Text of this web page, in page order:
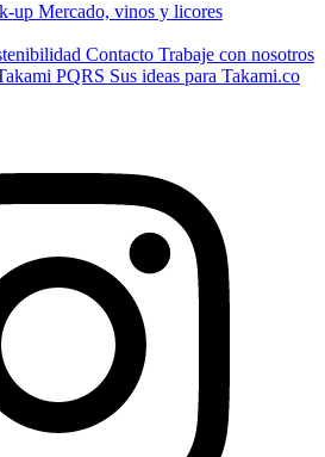
up Mercado, vinos y licores
Contacto Trabaje con nosotros
PQRS Sus ideas para Takami.co